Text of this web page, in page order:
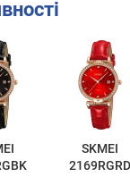
SKMEI
2169RGRD